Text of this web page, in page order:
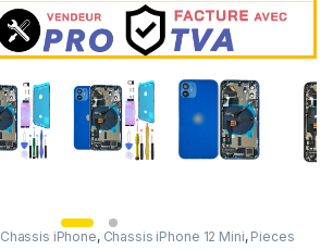
Chassis iPhone, Chassis iPhone 12 Mini, Pieces